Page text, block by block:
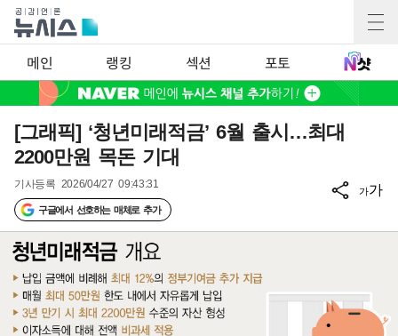
메인 랭킹 섹션 포토
[그래픽] ‘청년미래적금’ 6월 출시…최대
2200만원 목돈 기대
기사등록 2026/04/27 09:43:31
구글에서 선호하는 매체로 추가
가가